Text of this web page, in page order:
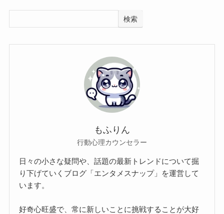
検索
もふりん
行動心理カウンセラー
日々の小さな疑問や、話題の最新トレンドについて掘
り下げていくブログ「エンタメスナップ」を運営して
います。
好奇心旺盛で、常に新しいことに挑戦することが大好